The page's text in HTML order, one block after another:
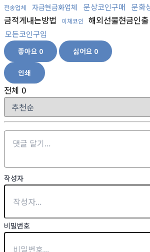
전송업체
자금현금화업체 문상코인구매 문화
금적게내는방법
이체코인 해외선물현금인출
모든코인구입
좋아요 0 싫어요 0
인쇄
전체 0
작성자
비밀번호